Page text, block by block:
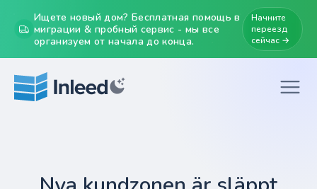
Ищете новый дом? Бесплатная помощь в
миграции & пробный сервис - мы все
организуем от начала до конца.
Начните
переезд
сейчас →